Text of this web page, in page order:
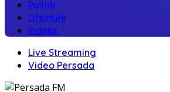
Politik
Lifestyle
Indeks
Live Streaming
Video Persada